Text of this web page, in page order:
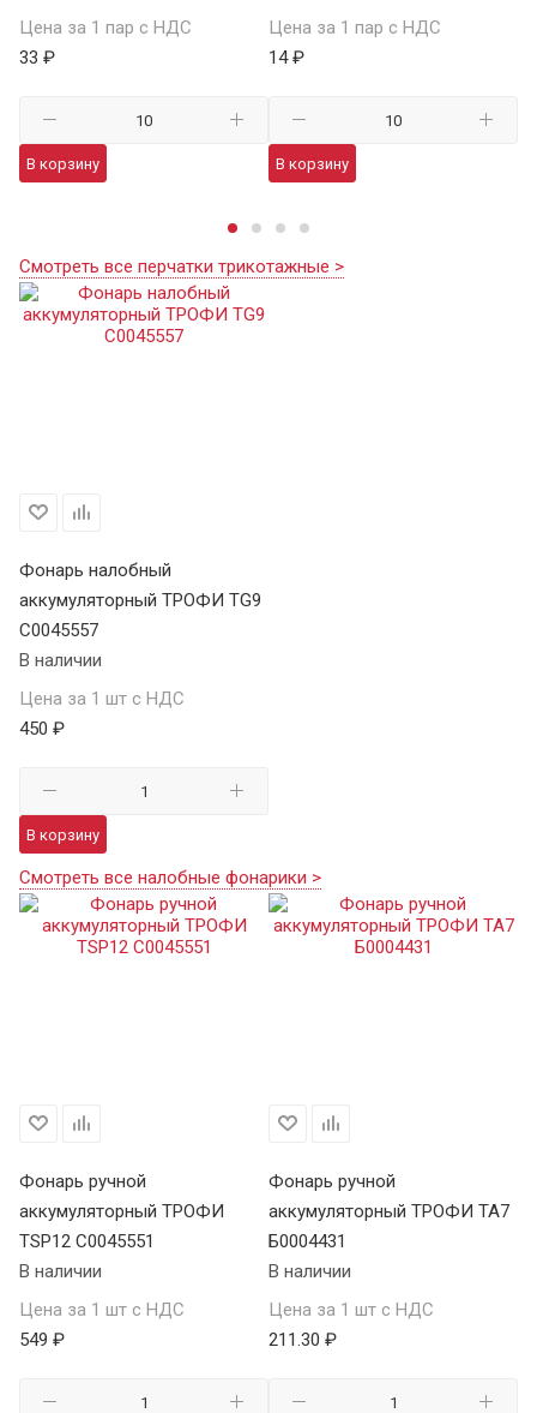
Цена за 1 пар с НДС
33 ₽
В корзину
Цена за 1 пар с НДС
14 ₽
В корзину
Смотреть все перчатки трикотажные >
Фонарь налобный
аккумуляторный ТРОФИ TG9
C0045557
В наличии
Цена за 1 шт с НДС
450 ₽
В корзину
Смотреть все налобные фонарики >
Фонарь ручной
аккумуляторный ТРОФИ
TSP12 C0045551
В наличии
Цена за 1 шт с НДС
549 ₽
Фонарь ручной
аккумуляторный ТРОФИ TA7
Б0004431
В наличии
Цена за 1 шт с НДС
211.30 ₽